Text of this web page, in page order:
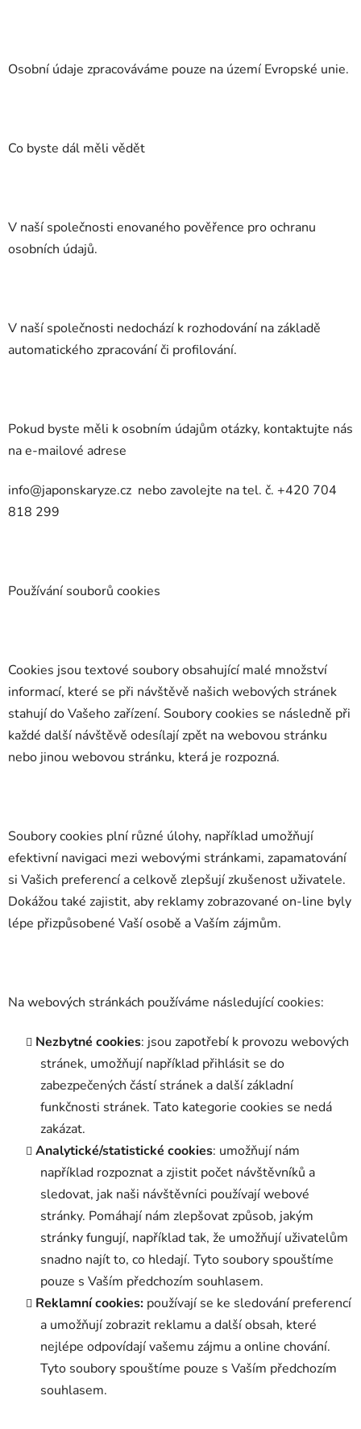
Osobní údaje zpracováváme pouze na území Evropské unie.
Co byste dál měli vědět
V naší společnosti enovaného pověřence pro ochranu
osobních údajů.
V naší společnosti nedochází k rozhodování na základě
automatického zpracování či profilování.
Pokud byste měli k osobním údajům otázky, kontaktujte nás
na e-mailové adrese
info@japonskaryze.cz nebo zavolejte na tel. č. +420 704
818 299
Používání souborů cookies
Cookies jsou textové soubory obsahující malé množství
informací, které se při návštěvě našich webových stránek
stahují do Vašeho zařízení. Soubory cookies se následně při
každé další návštěvě odesílají zpět na webovou stránku
nebo jinou webovou stránku, která je rozpozná.
Soubory cookies plní různé úlohy, například umožňují
efektivní navigaci mezi webovými stránkami, zapamatování
si Vašich preferencí a celkově zlepšují zkušenost uživatele.
Dokážou také zajistit, aby reklamy zobrazované on-line byly
lépe přizpůsobené Vaší osobě a Vaším zájmům.
Na webových stránkách používáme následující cookies:
Nezbytné cookies: jsou zapotřebí k provozu webových
stránek, umožňují například přihlásit se do
zabezpečených částí stránek a další základní
funkčnosti stránek. Tato kategorie cookies se nedá
zakázat.
Analytické/statistické cookies: umožňují nám
například rozpoznat a zjistit počet návštěvníků a
sledovat, jak naši návštěvníci používají webové
stránky. Pomáhají nám zlepšovat způsob, jakým
stránky fungují, například tak, že umožňují uživatelům
snadno najít to, co hledají. Tyto soubory spouštíme
pouze s Vaším předchozím souhlasem.
Reklamní cookies: používají se ke sledování preferencí
a umožňují zobrazit reklamu a další obsah, které
nejlépe odpovídají vašemu zájmu a online chování.
Tyto soubory spouštíme pouze s Vaším předchozím
souhlasem.